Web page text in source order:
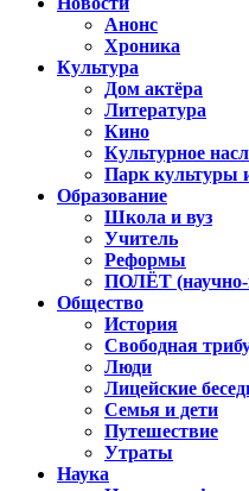
Анонс
Хроника
Культура
Дом актёра
Литература
Кино
Культурное
Парк культуры
Образование
Школа и вуз
Учитель
Реформы
ПОЛЁТ (научно-
Общество
История
Свободная
Люди
Лицейские
Семья и дети
Путешествие
Утраты
Наука